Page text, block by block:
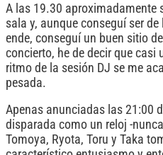
A las 19.30 aproximadamente
sala y, aunque conseguí ser
ende, conseguí un buen sitio
concierto, he de decir que casi
ritmo de la sesión DJ se me
pesada.
Apenas anunciadas las 21:00
disparada como un reloj -
Tomoya, Ryota, Toru y Taka